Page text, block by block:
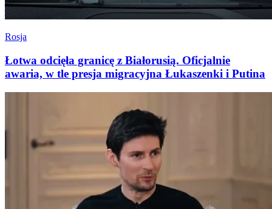
Rosja
Łotwa odcięła granicę z Białorusią. Oficjalnie
awaria, w tle presja migracyjna Łukaszenki i Putina